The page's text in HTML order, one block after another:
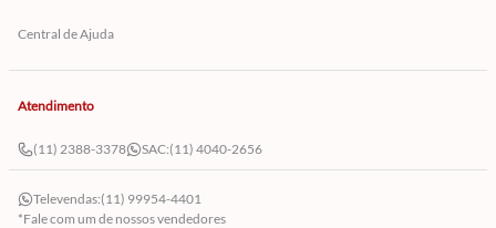
Central de Ajuda
Atendimento
(11) 2388-3378 SAC:(11) 4040-2656
Televendas:(11) 99954-4401
*Fale com um de nossos vendedores